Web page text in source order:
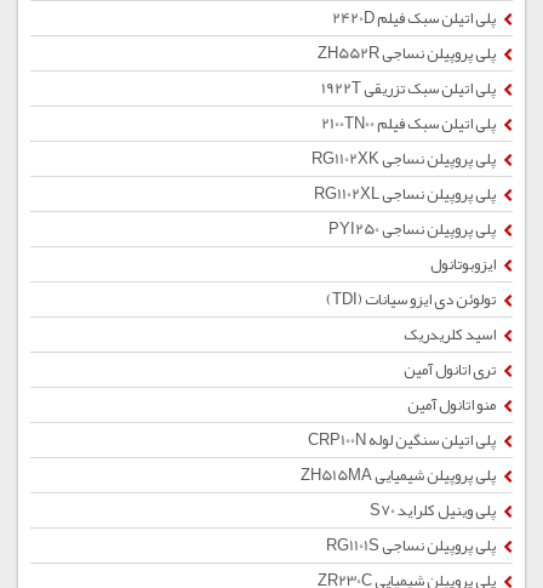
پلی اتیلن سبک فیلم 2420D
پلی پروپیلن نساجی ZH552R
پلی اتیلن سبک تزریقی 1922T
پلی اتیلن سبک فیلم 2100TN00
پلی پروپیلن نساجی RG1102XK
پلی پروپیلن نساجی RG1102XL
پلی پروپیلن نساجی PYI250
ایزوبوتانول
تولوئن دی ایزو سیانات (TDI)
اسید کلریدریک
تری اتانول آمین
منو اتانول آمین
پلی اتیلن سنگین لوله CRP100N
پلی پروپیلن شیمیایی ZH515MA
پلی وینیل کلراید S70
پلی پروپیلن نساجی RG1101S
پلی پروپیلن شیمیایی ZR230C